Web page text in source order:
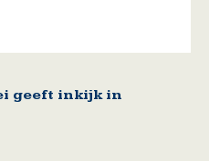
geeft inkijk in